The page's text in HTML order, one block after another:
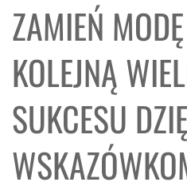
ZAMIEŃ
KOLEJNĄ
SUKCESU